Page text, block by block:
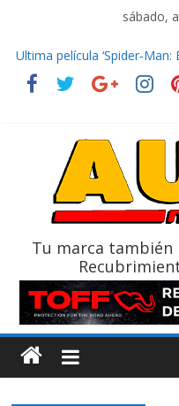
sábado,
El costo de tener un
decidir
Ultima película
La Vuelta al Ecuador 2026,
La FEDAK recibe 12
Tu marca también